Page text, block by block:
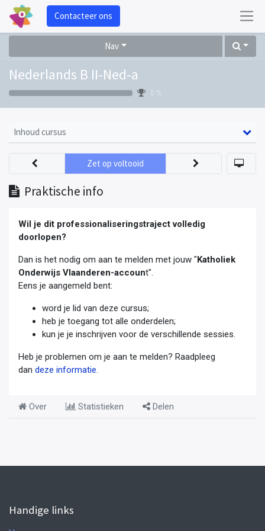
Contacteer ons
Nav
Nederlands B II-Ned-a
0 %
Inhoud cursus
Praktische info
Zet op voltooid
Wil je dit professionaliseringstraject volledig
doorlopen?
Dan is het nodig om aan te melden met jouw "Katholiek
Onderwijs Vlaanderen-account".
Eens je aangemeld bent:
word je lid van deze cursus;
heb je toegang tot alle onderdelen;
kun je je inschrijven voor de verschillende sessies.
Heb je problemen om je aan te melden? Raadpleeg
dan deze informatie
Over Statistieken Delen
Handige links